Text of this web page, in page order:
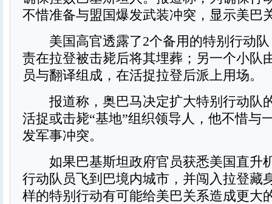
不惜准备与盟国爆发武装冲突，显示美巴
美国高官透露了2个备用的特别行动队
责在拉登被击毙后将其埋葬；另一个小队
员与翻译组成，在活捉拉登后派上用场。
报道称，奥巴马决定扩大特别行动队
活捉或击毙“基地”组织领导人，他不惜与
发军事冲突。
如果巴基斯坦政府官员获悉美国直升
行动队员飞到巴境内城市，并闯入拉登藏
样的特别行动有可能给美巴关系造成更大